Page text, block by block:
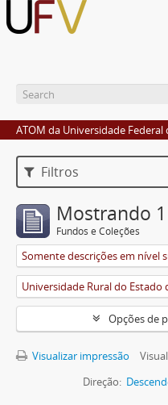
ATOM da Universidade Federal
Filtros
Mostrando
Fundos e Coleções
Somente descrições em nível
Opções de
Visualizar impressão
Direção: